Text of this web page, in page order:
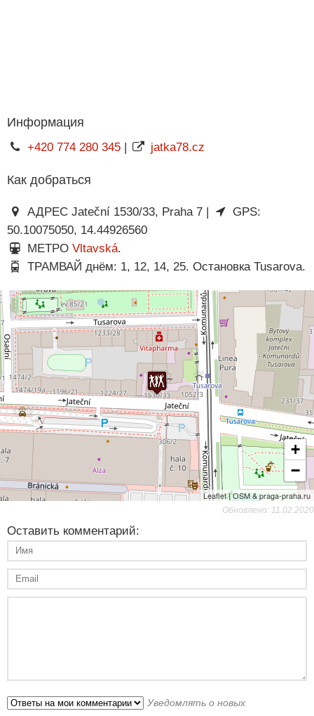
Информация
+420 774 280 345| jatka78.cz
Как добраться
АДРЕС Jateční 1530/33, Praha 7 |
GPS:
50.10075050, 14.44926560
МЕТРО Vltavská.
ТРАМВАЙ днём: 1, 12, 14, 25. Остановка Tusarova.
+
−
Leaflet | OSM & praga-praha.ru
Обновлено: 11.02.2020
Оставить комментарий:
Уведомлять о новых